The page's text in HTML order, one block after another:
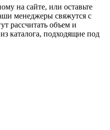
на сайте, или оставьте
менеджеры свяжутся с
рассчитать объем и
каталога, подходящие под